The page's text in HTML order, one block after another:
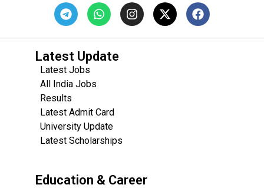
Latest Update
Latest Jobs
All India Jobs
Results
Latest Admit Card
University Update
Latest Scholarships
Education & Career